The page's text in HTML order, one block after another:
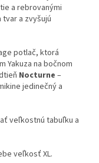
a rebrovanými
a zvyšujú
potlač, ktorá
Yakuza na bočnom
Nocturne –
jedinečný a
veľkostnú tabuľku a
veľkosť XL.